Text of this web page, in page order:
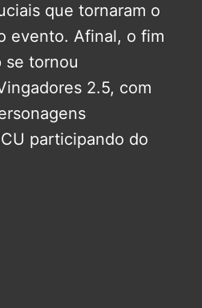
que tornaram o
evento. Afinal, o fim
se tornou
2.5, com
participando do